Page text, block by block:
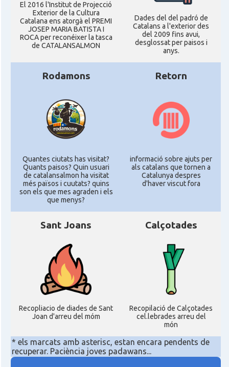
El 2016 l'Institut de Projecció
Exterior de la Cultura
Catalana ens atorgà el PREMI
JOSEP MARIA BATISTA I
ROCA per reconéixer la tasca
de CATALANSALMON
Dades del del padró de
Catalans a l'exterior des
del 2009 fins avui,
desglossat per paisos i
anys.
Rodamons
Quantes ciutats has visitat?
Quants paisos? Quin usuari
de catalansalmon ha visitat
més països i cuutats? quins
son els que mes agraden i els
que menys?
Retorn
informació sobre ajuts per
als catalans que tornen a
Catalunya despres
d'haver viscut fora
Sant Joans
Recopliacio de diades de Sant
Joan d'arreu del móm
Calçotades
Recopilació de Calçotades
cel.lebrades arreu del
món
* els marcats amb asterisc, estan encara pendents de
recuperar. Paciència joves padawans...